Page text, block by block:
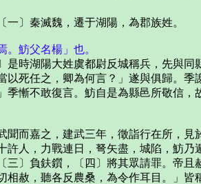
〕秦滅魏，遷于湖陽，為郡族姓。
魴父名楊」也。
湖陽大姓虞都尉反城稱兵，先與同
死任之，卿為何言？」遂與俱歸。
慚不敢復言。魴自是為縣邑所敬信，
嘉之，建武三年，徵詣行在所，見
人，力戰連日，弩矢盡，城陷，魴
〕負鈇鑕，〔四〕將其眾請罪。帝
赦，聽各反農桑，為令作耳目。」皆